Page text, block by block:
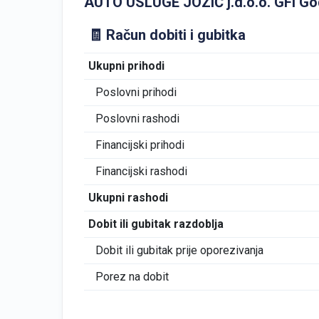
🧾 Račun dobiti i gubitka
Ukupni prihodi
Poslovni prihodi
Poslovni rashodi
Financijski prihodi
Financijski rashodi
Ukupni rashodi
Dobit ili gubitak razdoblja
Dobit ili gubitak prije oporezivanja
Porez na dobit